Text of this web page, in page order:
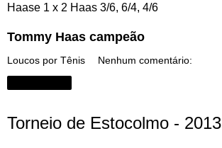
Haase 1 x 2 Haas 3/6, 6/4, 4/6
Tommy Haas campeão
Loucos por Tênis Nenhum comentário:
Torneio de Estocolmo - 2013